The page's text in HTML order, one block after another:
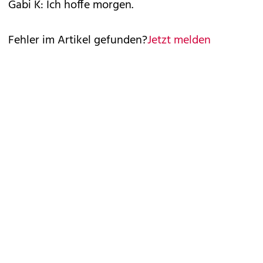
Gabi K: Ich hoffe morgen.
Fehler im Artikel gefunden?Jetzt melden